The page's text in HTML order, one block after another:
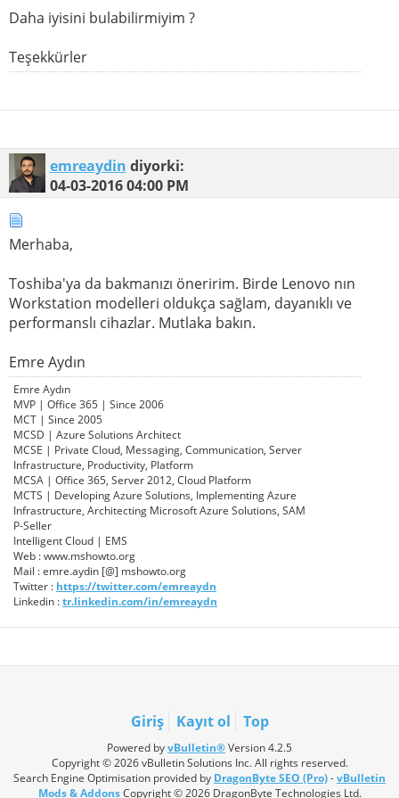
Daha iyisini bulabilirmiyim ?
Teşekkürler
emreaydin diyorki:
04-03-201604:00 PM
Merhaba,
Toshiba'ya da bakmanızı öneririm. Birde Lenovo nın
Workstation modelleri oldukça sağlam, dayanıklı ve
performanslı cihazlar. Mutlaka bakın.
Emre Aydın
Emre Aydın
MVP | Office 365 | Since 2006
MCT | Since 2005
MCSD | Azure Solutions Architect
MCSE | Private Cloud, Messaging, Communication, Server
Infrastructure, Productivity, Platform
MCSA | Office 365, Server 2012, Cloud Platform
MCTS | Developing Azure Solutions, Implementing Azure
Infrastructure, Architecting Microsoft Azure Solutions, SAM
P-Seller
Intelligent Cloud | EMS
Web : www.mshowto.org
Mail : emre.aydin [@] mshowto.org
Twitter : https://twitter.com/emreaydn
Linkedin :tr.linkedin.com/in/emreaydn
Giriş Kayıt ol Top
Powered byvBulletin®Version 4.2.5
Copyright © 2026 vBulletin Solutions Inc. All rights reserved.
Search Engine Optimisation provided by DragonByte SEO (Pro)-vBulletin
Mods & AddonsCopyright © 2026 DragonByte Technologies Ltd.